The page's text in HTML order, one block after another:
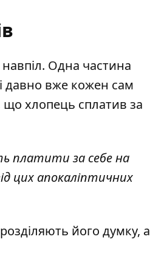
Одна частина
давно вже кожен сам
що хлопець сплатив за
платити за себе на
цих апокаліптичних
його думку, а